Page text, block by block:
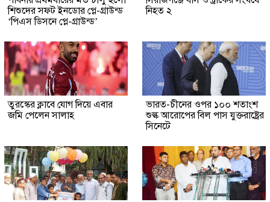
শিশুদের সফট ইনডোর প্লে-গ্রাউন্ড
‘পিএস ডিসনে প্লে-গ্রাউন্ড’
নিহত ২
তুরস্কের ক্লাবে যোগ দিয়ে এবার
জমি পেলেন সালাহ
ভারত-চীনের ওপর ১০০ শতাংশ
শুল্ক আরোপের বিল পাস যুক্তরাষ্ট্রের
সিনেটে